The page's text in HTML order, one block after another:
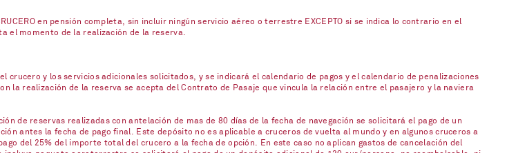
en pensión completa, sin incluir ningún servicio aéreo o terrestre EXCEPTO si se indica lo contrario en el
el momento de la realización de la reserva.
y los servicios adicionales solicitados, y se indicará el calendario de pagos y el calendario de penalizaciones
la realización de la reserva se acepta del Contrato de Pasaje que vincula la relación entre el pasajero y la naviera
de reservas realizadas con antelación de mas de 80 días de la fecha de navegación se solicitará el pago de un
antes la fecha de pago final. Este depósito no es aplicable a cruceros de vuelta al mundo y en algunos cruceros a
del 25% del importe total del crucero a la fecha de opción. En este caso no aplican gastos de cancelación del